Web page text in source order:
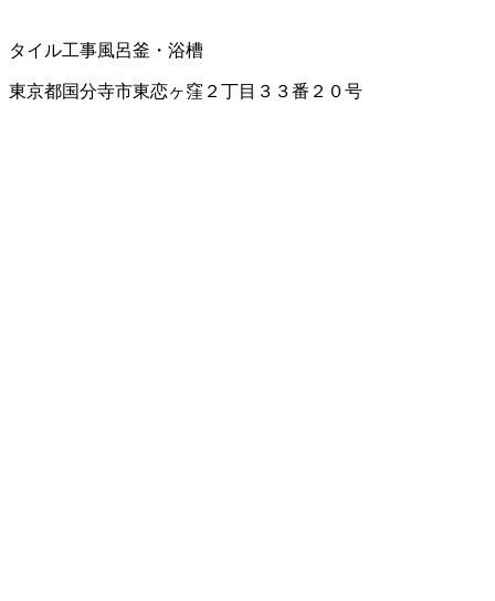
タイル工事風呂釜・浴槽
東京都国分寺市東恋ヶ窪２丁目３３番２０号